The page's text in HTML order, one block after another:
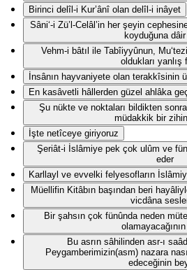
Birinci delîl-i Kur’ânî olan delîl-i inâyet
Sâni‘-i Zü’l-Celâl’in her şeyin
koyduğuna
Vehm-i bâtıl ile Tabîiyyûnun,
oldukları yanlış
İnsânın hayvaniyete olan terakkîsinin
En kasâvetli hâllerden güzel ahlâka
Şu nükte ve noktaları bildikten
müdakkik bir
İşte netîceye giriyoruz
Şeriât-i İslâmiye pek çok ulûm ve
eder
Karllayl ve evvelki felyesofların
Müellifin Kitâbın başından beri
vicdâna
Bir şahsın çok fünûnda neden
Bu asrın sâhilinden asr-ı
Peygamberimizin(asm) nazara
edeceğinin